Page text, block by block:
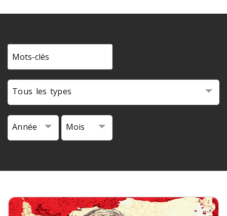
Tous les types
Année Mois